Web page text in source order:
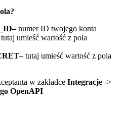
–numer ID twojego konta
umieść wartość z pola
–tutaj umieść wartość z pola
w zakładce Integracje ->
OpenAPI